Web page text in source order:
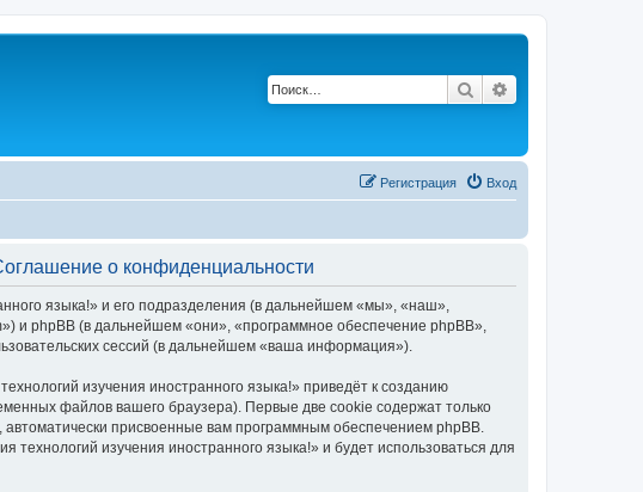
Поиск
Вход
Регистрация
о конфиденциальности
языка!» и его подразделения (в дальнейшем «мы», «наш»,
и phpBB (в дальнейшем «они», «программное обеспечение phpBB»,
сессий (в дальнейшем «ваша информация»).
изучения иностранного языка!» приведёт к созданию
файлов вашего браузера). Первые две cookie содержат только
присвоенные вам программным обеспечением phpBB.
изучения иностранного языка!» и будет использоваться для